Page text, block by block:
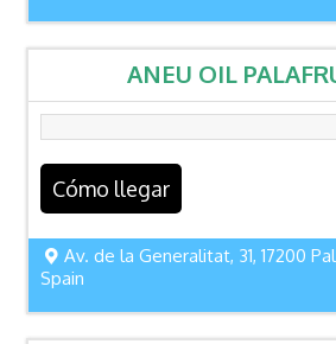
ANEU OIL
Cómo llegar
Av. de la Generalitat, 31, 17200
Spain